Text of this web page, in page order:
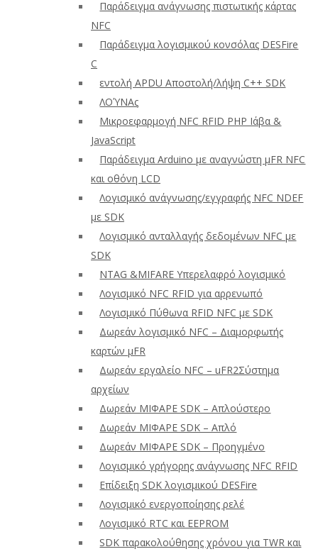
Παράδειγμα ανάγνωσης πιστωτικής κάρτας
NFC
Παράδειγμα λογισμικού κονσόλας DESFire
C
εντολή APDU Αποστολή/λήψη C++ SDK
ΛΟΎΝΑς
Μικροεφαρμογή NFC RFID PHP Ιάβα &
JavaScript
Παράδειγμα Arduino με αναγνώστη μFR NFC
και οθόνη LCD
Λογισμικό ανάγνωσης/εγγραφής NFC NDEF
με SDK
Λογισμικό ανταλλαγής δεδομένων NFC με
SDK
NTAG &MIFARE Υπερελαφρό λογισμικό
Λογισμικό NFC RFID για αρρενωπό
Λογισμικό Πύθωνα RFID NFC με SDK
Δωρεάν λογισμικό NFC – Διαμορφωτής
καρτών μFR
Δωρεάν εργαλείο NFC – uFR2Σύστημα
αρχείων
Δωρεάν ΜΙΦΑΡΕ SDK – Απλούστερο
Δωρεάν ΜΙΦΑΡΕ SDK – Απλό
Δωρεάν ΜΙΦΑΡΕ SDK – Προηγμένο
Λογισμικό γρήγορης ανάγνωσης NFC RFID
Επίδειξη SDK λογισμικού DESFire
Λογισμικό ενεργοποίησης ρελέ
Λογισμικό RTC και EEPROM
SDK παρακολούθησης χρόνου για TWR και